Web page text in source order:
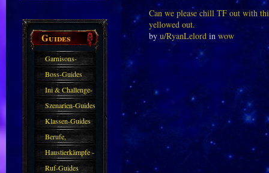
Guides
Garnisons-
Guides
Boss-Guides
Ini & Challenge-
Guides
Szenarien-Guides
Klassen-Guides
Berufe,
Farmkarten und
Haustiere
Haustierkämpfe -
Guide
Ruf-Guides
Can we please chill TF out with
yellowed out.
by u/RyanLelord in wow